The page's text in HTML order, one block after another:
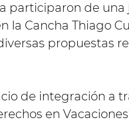
participaron de una
Cancha Thiago
propuestas
de integración a
en